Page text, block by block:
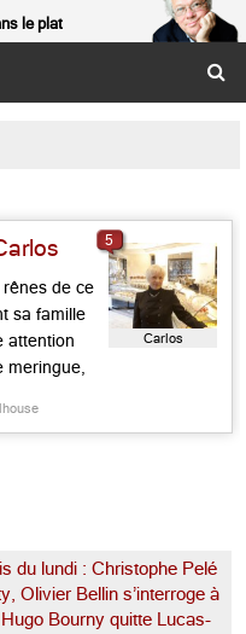
le plat
de ce
sa famille
attention
meringue,
comme
Carlos
5
du lundi : Christophe Pelé
Olivier Bellin s’interroge à
Bourny quitte Lucas-